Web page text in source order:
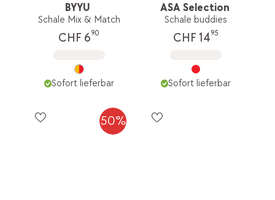
BYYU
Schale Mix & Match
CHF 690
Sofort lieferbar
ASA Selection
Schale buddies
CHF 1495
Sofort lieferbar
50%